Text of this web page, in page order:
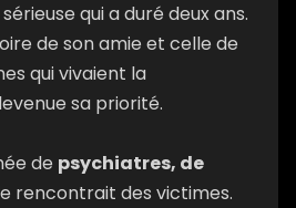
qui a duré deux ans.
de son amie et celle de
qui vivaient la
sa priorité.
de psychiatres, de
rencontrait des victimes.